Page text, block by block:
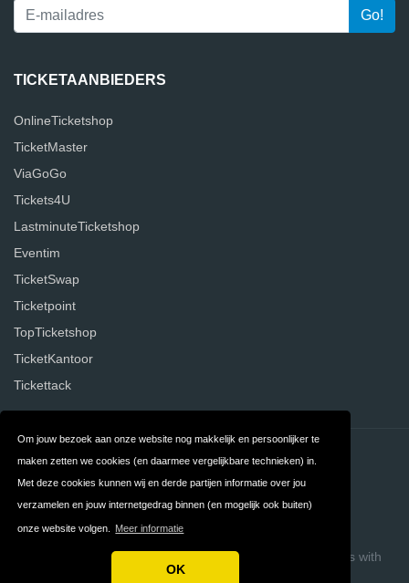
Om jouw bezoek aan onze website nog makkelijk en persoonlijker te
maken zetten we cookies (en daarmee vergelijkbare technieken) in.
Met deze cookies kunnen wij en derde partijen informatie over jou
verzamelen en jouw internetgedrag binnen (en mogelijk ook buiten)
onze website volgen. Meer informatie
OK
TICKETAANBIEDERS
OnlineTicketshop
TicketMaster
ViaGoGo
Tickets4U
LastminuteTicketshop
Eventim
TicketSwap
Ticketpoint
TopTicketshop
TicketKantoor
Tickettack
Contact Privacy
Algemene FAQ
Copyright © 2026 Ticketaanbieders.nl
Build review sites with
ReviewTycoon